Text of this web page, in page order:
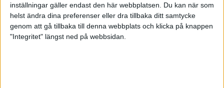
inställningar gäller endast den här webbplatsen. Du kan när som
helst ändra dina preferenser eller dra tillbaka ditt samtycke
genom att gå tillbaka till denna webbplats och klicka på knappen
"Integritet" längst ned på webbsidan.